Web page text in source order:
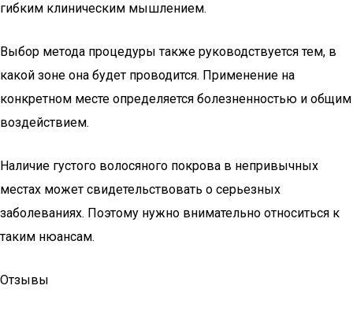
гибким клиническим мышлением.
Выбор метода процедуры также руководствуется тем, в
какой зоне она будет проводится. Применение на
конкретном месте определяется болезненностью и общим
воздействием.
Наличие густого волосяного покрова в непривычных
местах может свидетельствовать о серьезных
заболеваниях. Поэтому нужно внимательно относиться к
таким нюансам.
Отзывы